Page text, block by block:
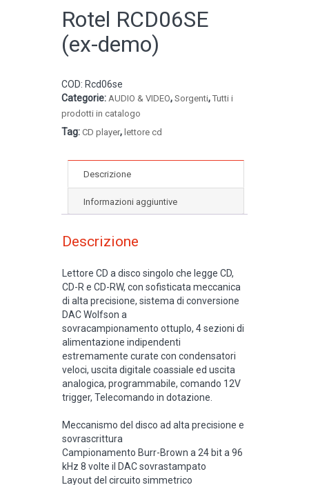
Rotel RCD06SE
(ex-demo)
COD: Rcd06se
Categorie: AUDIO & VIDEO, Sorgenti, Tutti i
prodotti in catalogo
Tag: CD player, lettore cd
Descrizione
Informazioni aggiuntive
Descrizione
Lettore CD a disco singolo che legge CD,
CD-R e CD-RW, con sofisticata meccanica
di alta precisione, sistema di conversione
DAC Wolfson a
sovracampionamento ottuplo, 4 sezioni di
alimentazione indipendenti
estremamente curate con condensatori
veloci, uscita digitale coassiale ed uscita
analogica, programmabile, comando 12V
trigger, Telecomando in dotazione.
Meccanismo del disco ad alta precisione e
sovrascrittura
Campionamento Burr-Brown a 24 bit a 96
kHz 8 volte il DAC sovrastampato
Layout del circuito simmetrico